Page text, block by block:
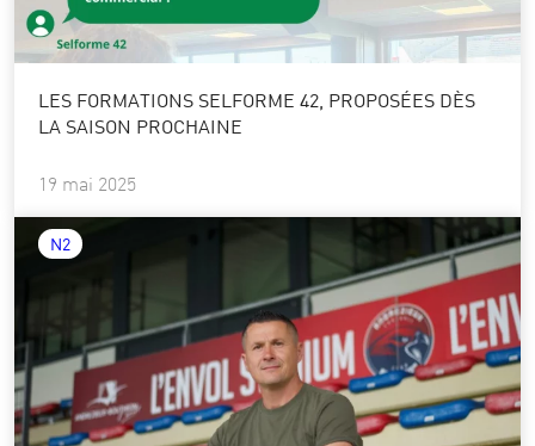
LES FORMATIONS SELFORME 42, PROPOSÉES DÈS
LA SAISON PROCHAINE
19 mai 2025
N2